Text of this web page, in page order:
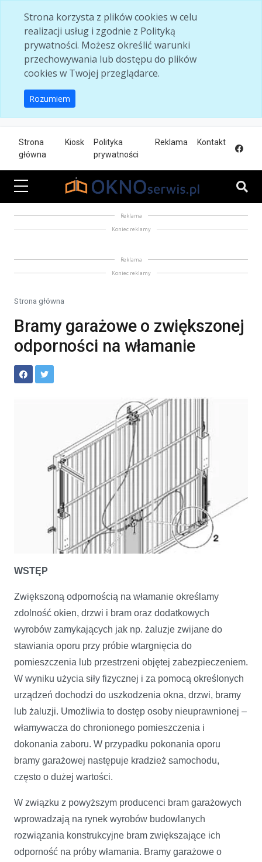
Strona korzysta z plików cookies w celu
realizacji usług i zgodnie z Polityką
prywatności. Możesz określić warunki
przechowywania lub dostępu do plików
cookies w Twojej przeglądarce.
Rozumiem
Strona
główna
Kiosk
Polityka
prywatności
Reklama Kontakt
Reklama
Koniec reklamy
Reklama
Koniec reklamy
Strona główna
Bramy garażowe o zwiększonej
odporności na włamanie
Bramy garażowe o zwiększonej odporności na włamanie
WSTĘP
Zwiększoną odpornością na włamanie określamy
zdolność okien, drzwi i bram oraz dodatkowych
wyrobów zamykających jak np. żaluzje zwijane do
stawiania oporu przy próbie wtargnięcia do
pomieszczenia lub przestrzeni objętej zabezpieczeniem.
W wyniku użycia siły fizycznej i za pomocą określonych
urządzeń dochodzi do uszkodzenia okna, drzwi, bramy
lub żaluzji. Umożliwia to dostęp osoby nieuprawnionej –
włamywacza do chronionego pomieszczenia i
dokonania zaboru. W przypadku pokonania oporu
bramy garażowej następuje kradzież samochodu,
często o dużej wartości.
W związku z powyższym producenci bram garażowych
wprowadzają na rynek wyrobów budowlanych
rozwiązania konstrukcyjne bram zwiększające ich
odporność na próby włamania. Bramy garażowe o